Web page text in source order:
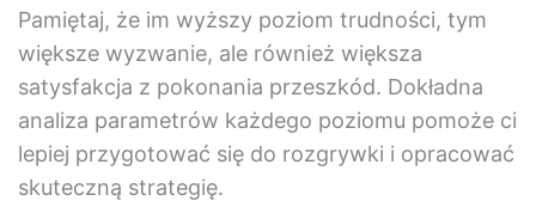
Pamiętaj, że im wyższy poziom trudności, tym
większe wyzwanie, ale również większa
satysfakcja z pokonania przeszkód. Dokładna
analiza parametrów każdego poziomu pomoże ci
lepiej przygotować się do rozgrywki i opracować
skuteczną strategię.